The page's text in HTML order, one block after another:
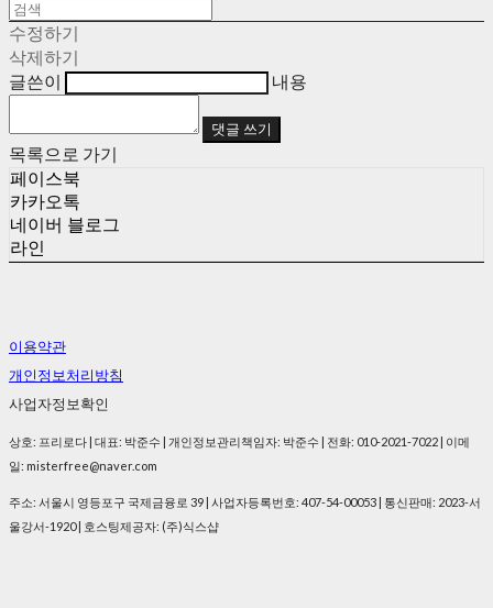
수정하기
삭제하기
글쓴이
내용
댓글 쓰기
목록으로 가기
페이스북
카카오톡
네이버 블로그
라인
이용약관
개인정보처리방침
사업자정보확인
상호: 프리로다 | 대표: 박준수 | 개인정보관리책임자: 박준수 | 전화: 010-2021-7022 | 이메
일: misterfree@naver.com
주소: 서울시 영등포구 국제금융로 39 | 사업자등록번호: 407-54-00053 | 통신판매: 2023-서
울강서-1920| 호스팅제공자: (주)식스샵